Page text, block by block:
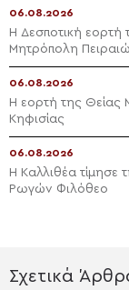
06.08.2026
Η Δεσποτική
Μητρόπολη
06.08.2026
Η εορτή της
Κηφισίας
06.08.2026
Η Καλλιθέα τίμησε
Ρωγών Φιλόθεο
Σχετικά